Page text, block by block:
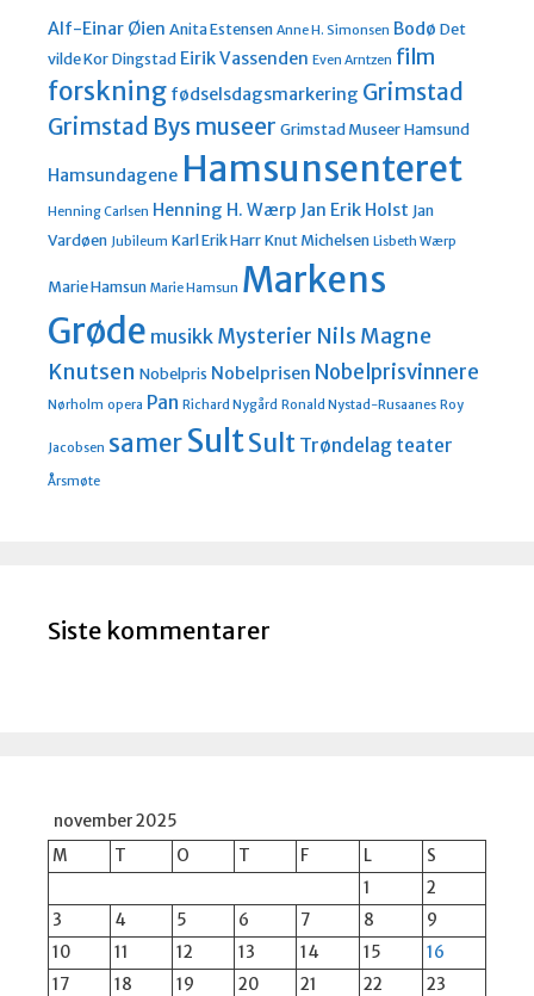
Alf-Einar Øien Anita Estensen Anne H. Simonsen Bodø Det
vilde KorDingstad Eirik Vassenden Even Arntzen film
forskning fødselsdagsmarkering Grimstad
Grimstad Bys museer Grimstad MuseerHamsund
Hamsundagene Hamsunsenteret
Henning Carlsen Henning H. Wærp Jan Erik Holst Jan
Vardøen Jubileum Karl Erik HarrKnut Michelsen Lisbeth Wærp
Marie Hamsun Marie Hamsun Markens
Grøde musikk Mysterier Nils Magne
Knutsen Nobelpris Nobelprisen Nobelprisvinnere
Nørholm opera Pan Richard Nygård Ronald Nystad-Rusaanes Roy
Jacobsen samerSultSult Trøndelag teater
Årsmøte
Siste kommentarer
november 2025
M
T O T F L
S
1
2
3
4 5 6 7 8
9
10
11 12 13 14 15
16
17
18 19 20 21 22
23